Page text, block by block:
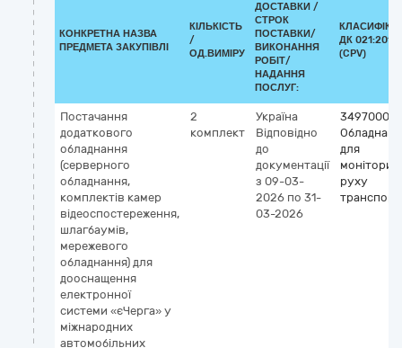
КОНКРЕТНА НАЗВА
ПРЕДМЕТА ЗАКУПІВЛІ
КІЛЬКІСТЬ
/
ОД.ВИМІРУ
ДОСТАВКИ /
СТРОК
ПОСТАВКИ/
ВИКОНАННЯ
РОБІТ/
НАДАННЯ
ПОСЛУГ:
ДК 021:2015
(CPV)
Постачання
додаткового
обладнання
(серверного
обладнання,
комплектів камер
відеоспостереження,
шлагбаумів,
мережевого
обладнання) для
дооснащення
електронної
системи «єЧерга» у
міжнародних
автомобільних
2
комплект
Україна
Відповідно
до
документації
з 09-03-
2026 по 31-
03-2026
для
руху